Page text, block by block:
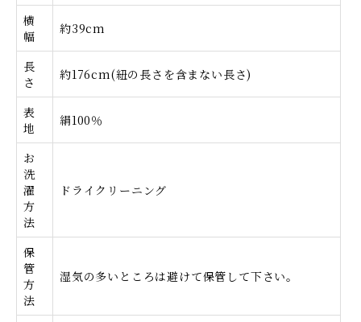
横
幅
約39cm
長
さ
約176cm(紐の長さを含まない長さ)
表
地
絹100％
お
洗
濯
方
法
ドライクリーニング
保
管
方
法
湿気の多いところは避けて保管して下さい。